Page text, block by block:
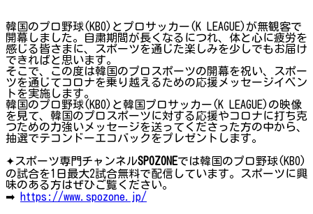
韓国のプロ野球(KBO)とプロサッカー(K LEAGUE)が無観客で
開幕しました。自粛期間が長くなるにつれ、体と心に疲労を
感じる皆さまに、スポーツを通じた楽しみを少しでもお届け
できればと思います。
そこで、この度は韓国のプロスポーツの開幕を祝い、スポー
ツを通じてコロナを乗り越えるための応援メッセージイベン
トを実施します。
韓国のプロ野球(KBO)と韓国プロサッカー(K LEAGUE)の映像
を見て、韓国のプロスポーツに対する応援やコロナに打ち克
つための力強いメッセージを送ってくださった方の中から、
抽選でテコンドーエコバックをプレゼントします。
✦スポーツ専門チャンネルSPOZONEでは韓国のプロ野球(KBO)
の試合を1日最大2試合無料で配信しています。スポーツに興
味のある方はぜひご覧ください。
➡
https://www.spozone.jp/